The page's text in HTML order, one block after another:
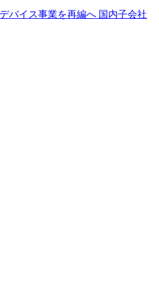
バイス事業を再編へ 国内子会社